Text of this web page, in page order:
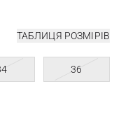
ТАБЛИЦЯ РОЗМІРІВ
36